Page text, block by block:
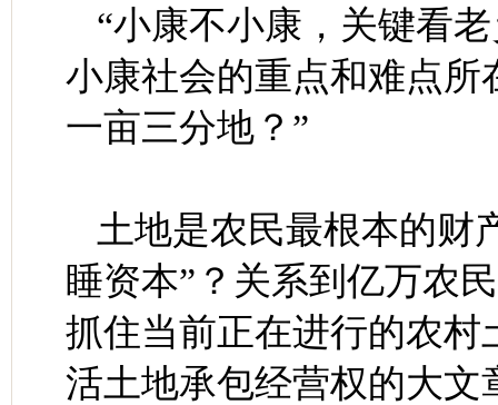
“小康不小康，关键看
小康社会的重点和难点所
一亩三分地？”
土地是农民最根本的财
睡资本”？关系到亿万农
抓住当前正在进行的农
活土地承包经营权的大